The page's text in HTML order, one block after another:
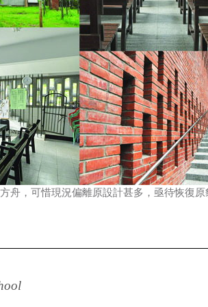
舟，可惜現況偏離原設計甚多，亟待恢復原